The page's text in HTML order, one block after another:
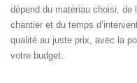
dépend du matériau choisi,
chantier et du temps
qualité au juste prix, avec la
votre budget.